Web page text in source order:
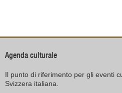
Agenda culturale
Il punto di riferimento per gli eventi
Svizzera italiana.